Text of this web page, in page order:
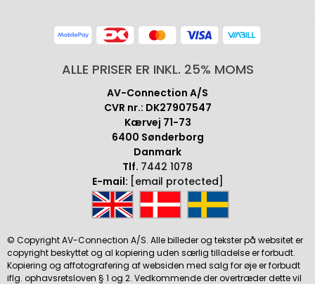
ALLE PRISER ER INKL. 25% MOMS
AV-Connection A/S
CVR nr.: DK27907547
Kærvej 71-73
6400 Sønderborg
Danmark
Tlf. 7442 1078
E-mail: [email protected]
© Copyright AV-Connection A/S. Alle billeder og tekster på websitet er
copyright beskyttet og al kopiering uden særlig tilladelse er forbudt.
Kopiering og affotografering af websiden med salg for øje er forbudt
iflg. ophavsretsloven § 1 og 2. Vedkommende der overtræder dette vil